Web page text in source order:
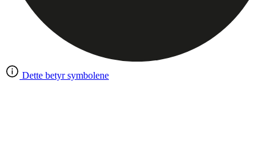
Dette betyr symbolene